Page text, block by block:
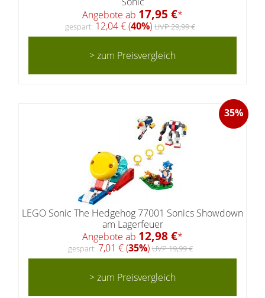
Angebote ab 17,95 €*
gespart: 12,04 € (40%) UVP 29,99 €
> zum Preisvergleich
35%
LEGO Sonic The Hedgehog 77001 Sonics Showdown
am Lagerfeuer
Angebote ab 12,98 €*
gespart: 7,01 € (35%)UVP 19,99 €
> zum Preisvergleich